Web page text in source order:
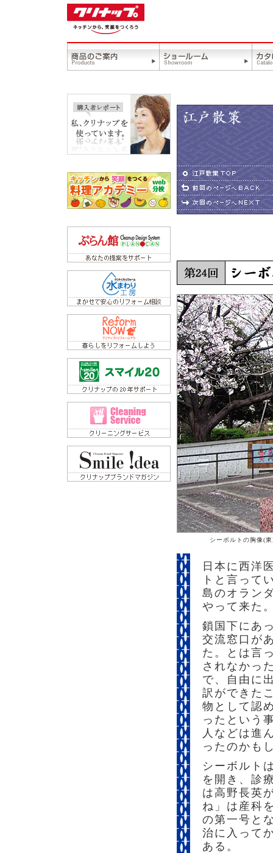
シーボルトの胸像(
日本に西洋
トと言って
島のオラン
やって来た
鎖国下にあ
交流窓口が
た。とは言
されなかっ
で、自由に
訳ができた
物として認
ったという
人などは進
ったのかも
シーボルト
を開き、診
は高野長英
ね」は産科
の第一号と
治に入って
ある。